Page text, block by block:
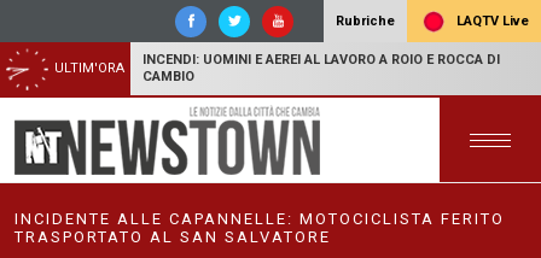
Rubriche LAQTV Live
ULTIM'ORA
INCENDI: UOMINI E AEREI AL LAVORO A ROIO E ROCCA DI
CAMBIO
INCIDENTE ALLE CAPANNELLE: MOTOCICLISTA FERITO
TRASPORTATO AL SAN SALVATORE